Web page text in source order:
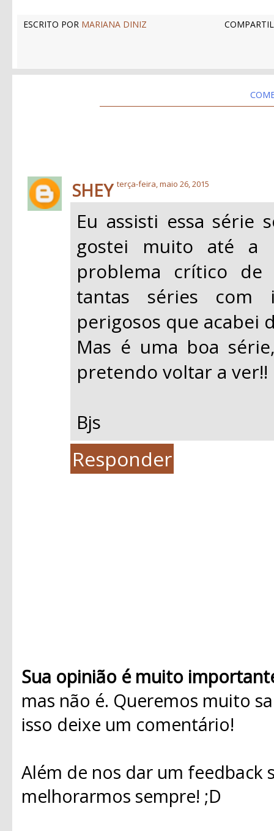
ESCRITO POR MARIANA DINIZ
SHEY terça-feira, maio 26, 2015
Eu assisti essa série
gostei muito até a
problema crítico
tantas séries com
perigosos que acabei
Mas é uma boa
pretendo voltar a ver!!
Bjs
Responder
Sua opinião é muito
mas não é. Queremos muito
isso deixe um comentário!
Além de nos dar um
melhorarmos sempre! ;D